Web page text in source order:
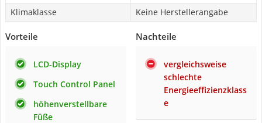
Klimaklasse
Keine Herstellerangabe
Vorteile
LCD-Display
Touch Control Panel
höhenverstellbare
Füße
Nachteile
vergleichsweise
schlechte
Energieeffizienzklass
e